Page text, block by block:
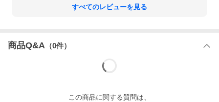
すべてのレビューを見る
商品Q&A （0件）
この商品に関する質問は、